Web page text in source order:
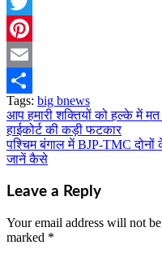
Twitter
Pinterest
Email
Share
Tags: big bnews
Post
navigation
आप हमारी शक्तियों को हल्के में
हाईकोर्ट की कड़ी फटकार
पश्चिम बंगाल में BJP-TMC
जानें कैसे
Leave a Reply
Your email address will not
marked *